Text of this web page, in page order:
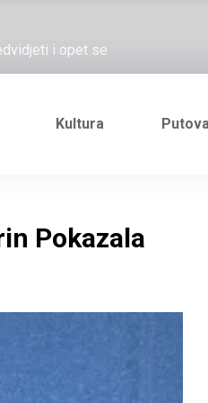
i opet se
blokadu koja je
Kultura
Pokazala